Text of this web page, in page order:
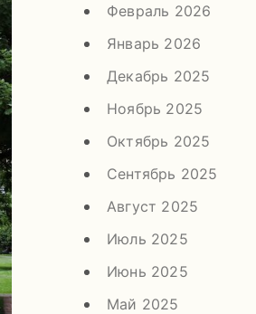
Февраль 2026
Январь 2026
Декабрь 2025
Ноябрь 2025
Октябрь 2025
Сентябрь 2025
Август 2025
Июль 2025
Июнь 2025
Май 2025